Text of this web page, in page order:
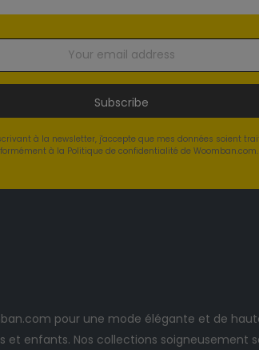
Subscribe
à la newsletter, j'accepte que mes données soient
à la Politique de confidentialité de Woomban.com.
pour une mode élégante et de
et enfants. Nos collections soigneusement